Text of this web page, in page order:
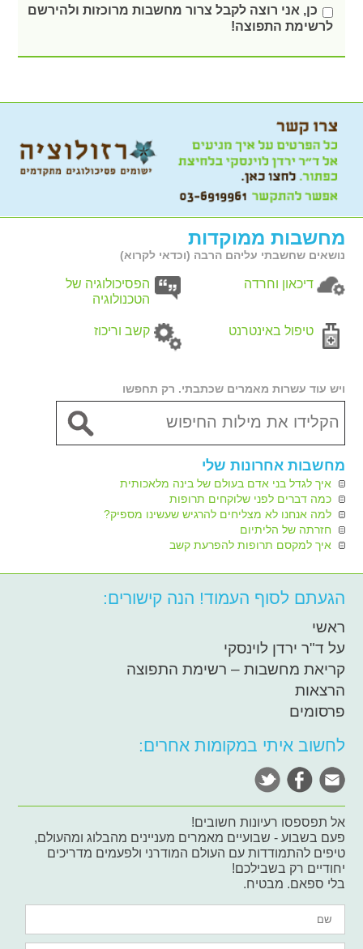
כן, אני רוצה לקבל צרור מחשבות מרוכזות ולהירשם
לרשימת התפוצה!
מחשבות ממוקדות
נושאים שחשבתי עליהם הרבה (וכדאי לקרוא)
דיכאון וחרדה
הפסיכולוגיה של
הטכנולוגיה
טיפול באינטרנט קשב וריכוז
ויש עוד עשרות מאמרים שכתבתי. רק תחפשו
מחשבות אחרונות שלי
איך לגדל בני אדם בעולם של בינה מלאכותית
כמה דברים לפני שלוקחים תרופות
למה אנחנו לא מצליחים להרגיש שעשינו מספיק?
חזרתה של הליתיום
איך למקסם תרופות להפרעת קשב
הגעתם לסוף העמוד! הנה קישורים:
ראשי
על ד"ר ירדן לוינסקי
קריאת מחשבות – רשימת התפוצה
הרצאות
פרסומים
לחשוב איתי במקומות אחרים:
אל תפספסו רעיונות חשובים!
פעם בשבוע - שבועיים מאמרים מעניינים מהבלוג ומהעולם,
טיפים להתמודדות עם העולם המודרני ולפעמים מדריכים
יחודיים רק בשבילכם!
בלי ספאם. מבטיח.